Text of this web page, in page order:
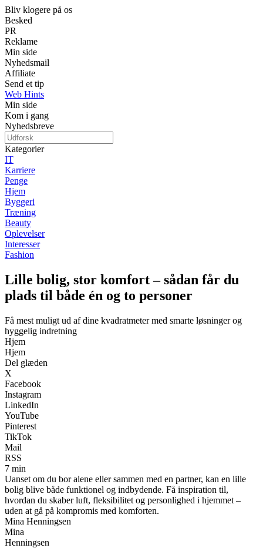
Bliv klogere på os
Besked
PR
Reklame
Min side
Nyhedsmail
Affiliate
Send et tip
Web Hints
Min side
Kom i gang
Nyhedsbreve
Kategorier
IT
Karriere
Penge
Hjem
Byggeri
Træning
Beauty
Oplevelser
Interesser
Fashion
Lille bolig, stor komfort – sådan får du
plads til både én og to personer
Få mest muligt ud af dine kvadratmeter med smarte løsninger og
hyggelig indretning
Hjem
Hjem
Del glæden
X
Facebook
Instagram
LinkedIn
YouTube
Pinterest
TikTok
Mail
RSS
7 min
Uanset om du bor alene eller sammen med en partner, kan en lille
bolig blive både funktionel og indbydende. Få inspiration til,
hvordan du skaber luft, fleksibilitet og personlighed i hjemmet –
uden at gå på kompromis med komforten.
Mina Henningsen
Mina
Henningsen